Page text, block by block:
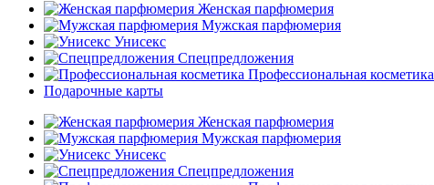
Женская парфюмерия
Мужская парфюмерия
Унисекс
Спецпредложения
Профессиональная косметика
Подарочные карты
Женская парфюмерия
Мужская парфюмерия
Унисекс
Спецпредложения